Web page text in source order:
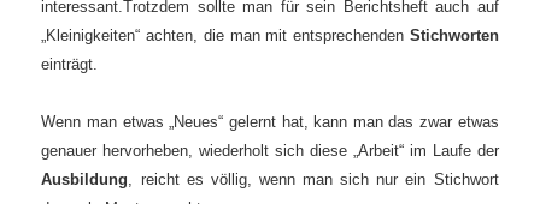
interessant.Trotzdem sollte man für sein Berichtsheft auch auf
„Kleinigkeiten“ achten, die man mit entsprechenden Stichworten
einträgt.
Wenn man etwas „Neues“ gelernt hat, kann man das zwar etwas
genauer hervorheben, wiederholt sich diese „Arbeit“ im Laufe der
Ausbildung, reicht es völlig, wenn man sich nur ein Stichwort